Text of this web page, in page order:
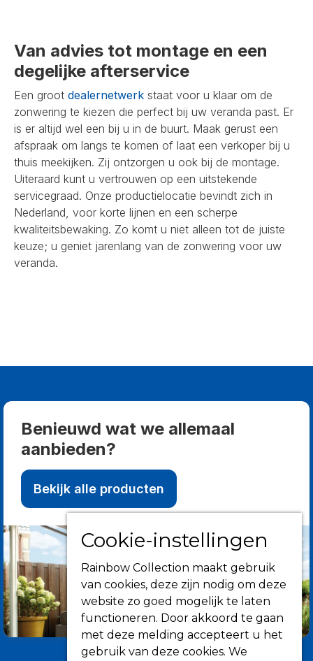
Van advies tot montage en een
degelijke afterservice
Een groot dealernetwerk staat voor u klaar om de
zonwering te kiezen die perfect bij uw veranda past. Er
is er altijd wel een bij u in de buurt. Maak gerust een
afspraak om langs te komen of laat een verkoper bij u
thuis meekijken. Zij ontzorgen u ook bij de montage.
Uiteraard kunt u vertrouwen op een uitstekende
servicegraad. Onze productielocatie bevindt zich in
Nederland, voor korte lijnen en een scherpe
kwaliteitsbewaking. Zo komt u niet alleen tot de juiste
keuze; u geniet jarenlang van de zonwering voor uw
veranda.
Benieuwd wat we allemaal
aanbieden?
Bekijk alle producten
Cookie-instellingen
Rainbow Collection maakt gebruik
van cookies, deze zijn nodig om deze
website zo goed mogelijk te laten
functioneren. Door akkoord te gaan
met deze melding accepteert u het
gebruik van deze cookies. We